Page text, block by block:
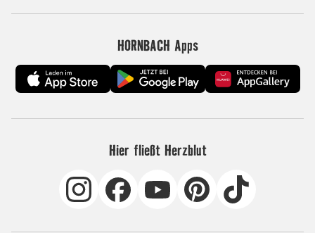
HORNBACH Apps
Hier fließt Herzblut